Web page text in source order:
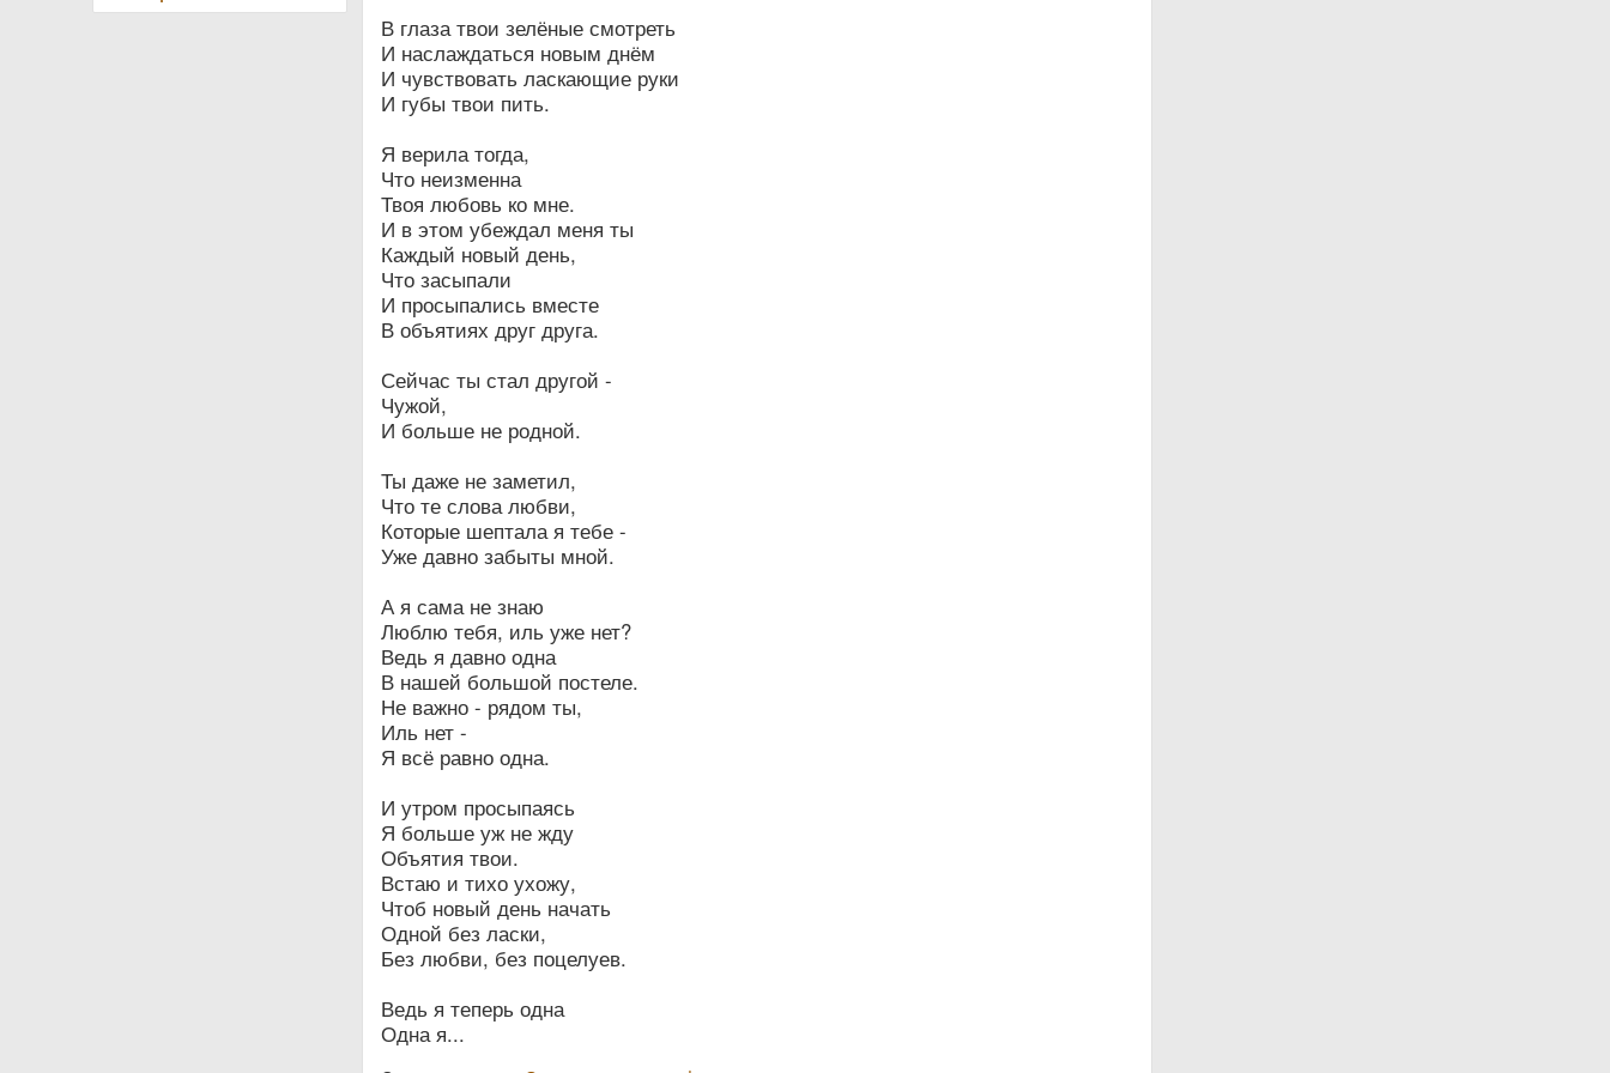
В глаза твои зелёные смотреть
И наслаждаться новым днём
И чувствовать ласкающие руки
И губы твои пить.
Я верила тогда,
Что неизменна
Твоя любовь ко мне.
И в этом убеждал меня ты
Каждый новый день,
Что засыпали
И просыпались вместе
В объятиях друг друга.
Сейчас ты стал другой -
Чужой,
И больше не родной.
Ты даже не заметил,
Что те слова любви,
Которые шептала я тебе -
Уже давно забыты мной.
А я сама не знаю
Люблю тебя, иль уже нет?
Ведь я давно одна
В нашей большой постеле.
Не важно - рядом ты,
Иль нет -
Я всё равно одна.
И утром просыпаясь
Я больше уж не жду
Объятия твои.
Встаю и тихо ухожу,
Чтоб новый день начать
Одной без ласки,
Без любви, без поцелуев.
Ведь я теперь одна
Одна я...